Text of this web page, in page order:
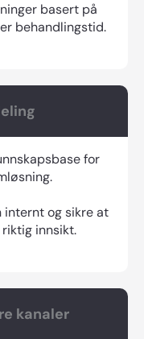
basert på
behandlingstid.
for
internt og sikre at
innsikt.
kanaler